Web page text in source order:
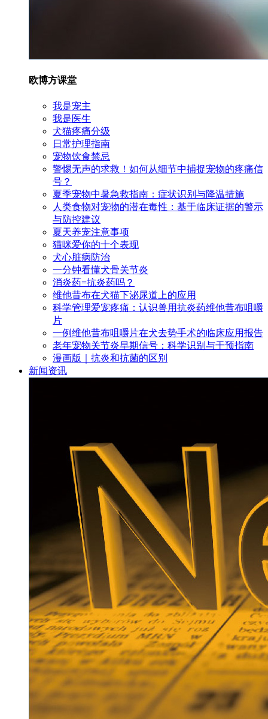
欧博方课堂
我是宠主
我是医生
犬猫疼痛分级
日常护理指南
宠物饮食禁忌
警惕无声的求救！如何从细节中捕捉宠物的疼痛信
号？
夏季宠物中暑急救指南：症状识别与降温措施
人类食物对宠物的潜在毒性：基于临床证据的警示
与防控建议
夏天养宠注意事项
猫咪爱你的十个表现
犬心脏病防治
一分钟看懂犬骨关节炎
消炎药=抗炎药吗？
维他昔布在犬猫下泌尿道上的应用
科学管理爱宠疼痛：认识兽用抗炎药维他昔布咀嚼
片
一例维他昔布咀嚼片在犬去势手术的临床应用报告
老年宠物关节炎早期信号：科学识别与干预指南
漫画版｜抗炎和抗菌的区别
新闻资讯